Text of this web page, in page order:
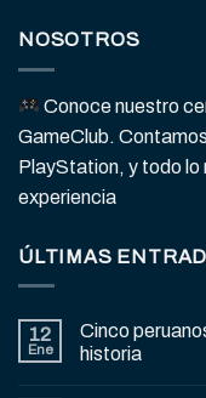
NOSOTROS
Conoce nuestro
GameClub.
PlayStation, y todo lo
experiencia
ÚLTIMAS
12
Ene
Cinco
historia